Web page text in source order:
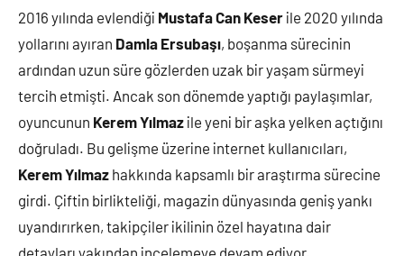
2016 yılında evlendiği Mustafa Can Keser ile 2020 yılında
yollarını ayıran Damla Ersubaşı, boşanma sürecinin
ardından uzun süre gözlerden uzak bir yaşam sürmeyi
tercih etmişti. Ancak son dönemde yaptığı paylaşımlar,
oyuncunun Kerem Yılmaz ile yeni bir aşka yelken açtığını
doğruladı. Bu gelişme üzerine internet kullanıcıları,
Kerem Yılmaz hakkında kapsamlı bir araştırma sürecine
girdi. Çiftin birlikteliği, magazin dünyasında geniş yankı
uyandırırken, takipçiler ikilinin özel hayatına dair